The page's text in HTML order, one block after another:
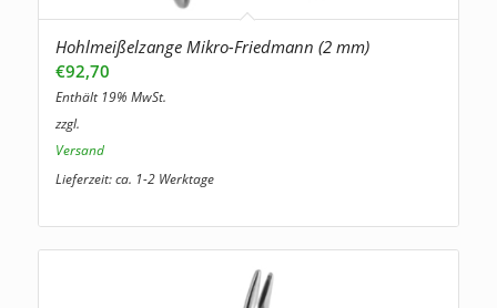
Hohlmeißelzange Mikro-Friedmann (2 mm)
€92,70
Enthält 19% MwSt.
zzgl.
Versand
Lieferzeit: ca. 1-2 Werktage